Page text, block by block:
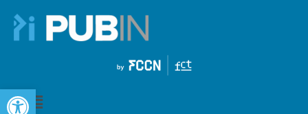
Open toolbar